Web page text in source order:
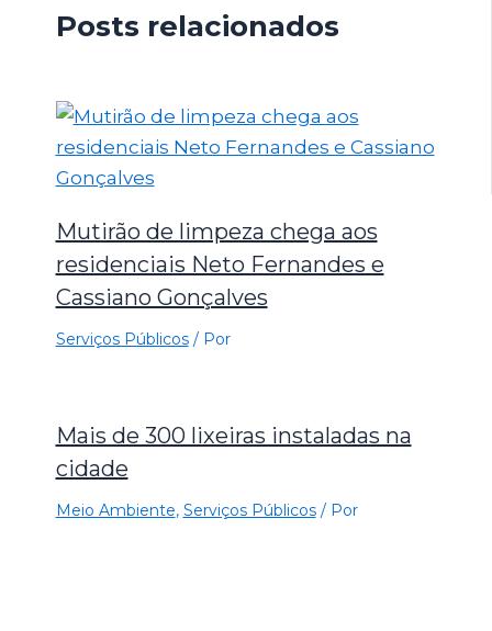
Posts relacionados
Mutirão de limpeza chega aos
residenciais Neto Fernandes e
Cassiano Gonçalves
Serviços Públicos/ Por
Mais de 300 lixeiras instaladas na
cidade
Meio Ambiente, Serviços Públicos/ Por